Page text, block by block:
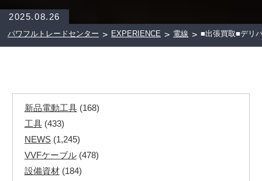
2025.08.26
パワフルトレードセンター > EXPERIENCE > 電線 > ■出張買取■デリ
新品電動工具(168)
工具(433)
NEWS(1,245)
VVFケーブル(478)
設備資材(184)